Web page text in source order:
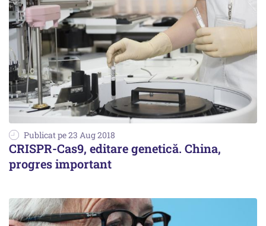
Publicat pe 23 Aug 2018
CRISPR-Cas9, editare genetică. China,
progres important